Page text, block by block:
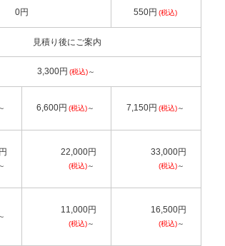
0円 550円 (税込)
見積り後にご案内
3,300円 (税込)～
～ 6,600円 (税込)～ 7,150円 (税込)～
～
22,000円
(税込)～
33,000円
(税込)～
～
11,000円
(税込)～
16,500円
(税込)～